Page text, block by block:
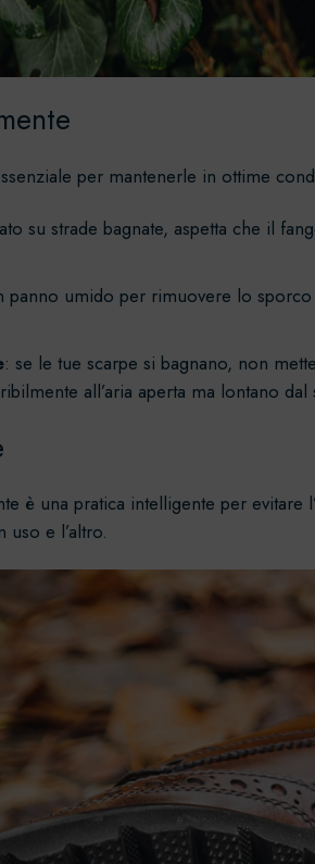
per mantenerle in ottime
su strade bagnate, aspetta che il
panno umido per rimuovere lo
: se le tue scarpe si bagnano, non
all’aria aperta ma lontano
è una pratica intelligente per
uso e l’altro.